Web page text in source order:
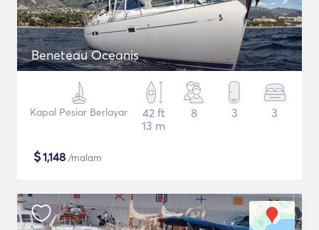
Beneteau Oceanis
Kapal Pesiar Berlayar
42 ft
13 m
8 3 3
$1,148 /malam